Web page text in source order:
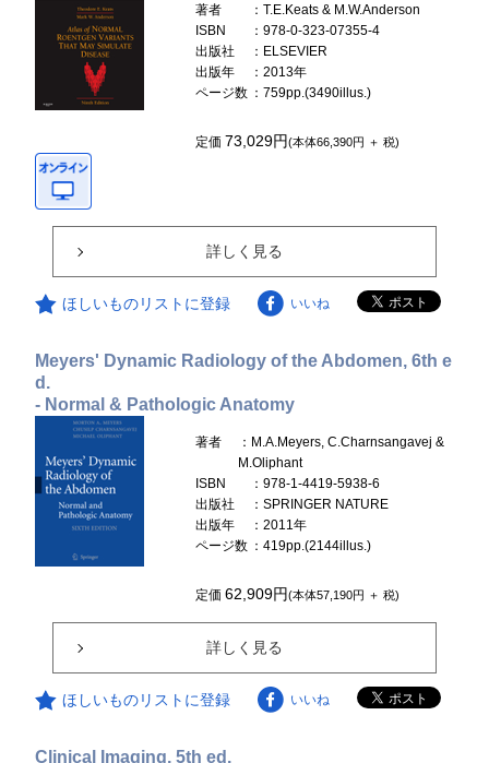
著者
：T.E.Keats & M.W.Anderson
ISBN
：978-0-323-07355-4
出版社
：ELSEVIER
出版年
：2013年
ページ数 ：759pp.(3490illus.)
定価73,029円(本体66,390円 ＋ 税)
詳しく見る
ほしいものリストに登録 いいね
Meyers' Dynamic Radiology of the Abdomen, 6th e
d.
- Normal & Pathologic Anatomy
著者
：M.A.Meyers, C.Charnsangavej &
M.Oliphant
ISBN
：978-1-4419-5938-6
出版社
：SPRINGER NATURE
出版年
：2011年
ページ数 ：419pp.(2144illus.)
定価62,909円(本体57,190円 ＋ 税)
詳しく見る
ほしいものリストに登録 いいね
Clinical Imaging, 5th ed.